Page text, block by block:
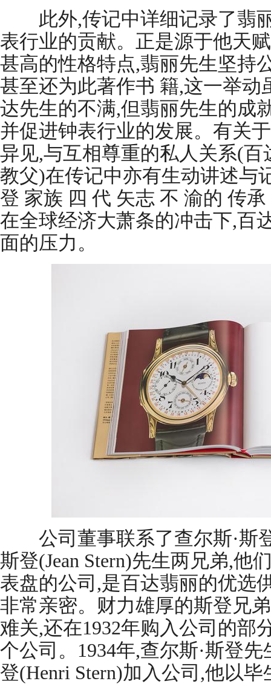
此外,传记中详细记录了翡
表行业的贡献。正是源于他天
甚高的性格特点,翡丽先生坚持
甚至还为此著作书 籍,这一举动
达先生的不满,但翡丽先生的成
并促进钟表行业的发展。有关
异见,与互相尊重的私人关系(
教父)在传记中亦有生动讲述与
登 家族 四 代 矢志 不 渝的 传
在全球经济大萧条的冲击下,百
面的压力。
公司董事联系了查尔斯·斯登
斯登(Jean Stern)先生两兄弟,他
表盘的公司,是百达翡丽的优选
非常亲密。财力雄厚的斯登兄
难关,还在1932年购入公司的部
个公司。1934年,查尔斯·斯登
登(Henri Stern)加入公司,他以